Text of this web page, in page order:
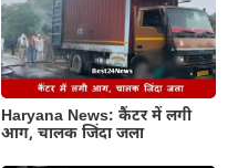
Haryana News: कैंटर में लगी
आग, चालक जिंदा जला